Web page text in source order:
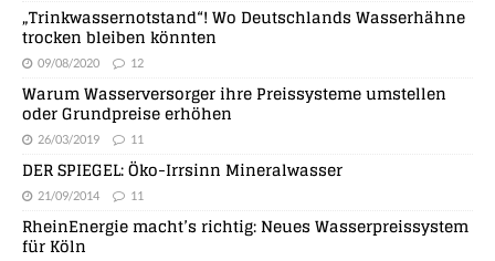
„Trinkwassernotstand“! Wo Deutschlands Wasserhähne
trocken bleiben könnten
09/08/2020 12
Warum Wasserversorger ihre Preissysteme umstellen
oder Grundpreise erhöhen
26/03/2019 11
DER SPIEGEL: Öko-Irrsinn Mineralwasser
21/09/2014 11
RheinEnergie macht’s richtig: Neues Wasserpreissystem
für Köln